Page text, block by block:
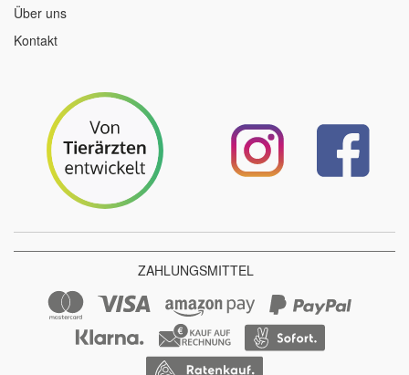
Über uns
Kontakt
ZAHLUNGSMITTEL